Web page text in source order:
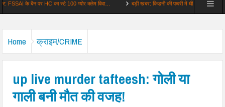
बैन पर HC का स्टे 100 प्योर क्लेम विवा… बड़ी खबर: किडनी की पथरी में घी फायदेमंद या करता है
Home क्राइम/CRIME
up live murder tafteesh: गोली या
गाली बनी मौत की वजह!